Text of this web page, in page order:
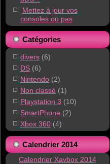
Mettez à jour vos
consoles ou pas
Catégories
divers (6)
DS (6)
Nintendo (2)
Non classé (1)
Playstation 3 (10)
SmartPhone (2)
Xbox 360 (4)
Calendrier 2014
Calendrier Xavbox 2014